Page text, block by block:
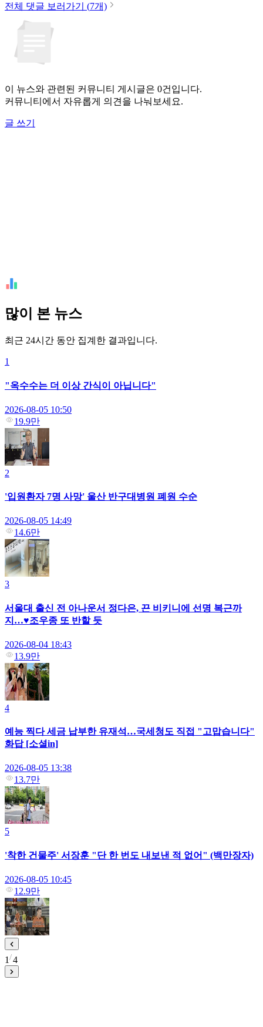
전체 댓글 보러가기 (7개)
이 뉴스와 관련된 커뮤니티 게시글은 0건입니다.
커뮤니티에서 자유롭게 의견을 나눠보세요.
글 쓰기
많이 본 뉴스
최근 24시간 동안 집계한 결과입니다.
1
"옥수수는 더 이상 간식이 아닙니다"
2026-08-05 10:50
19.9만
2
'입원환자 7명 사망' 울산 반구대병원 폐원 수순
2026-08-05 14:49
14.6만
3
서울대 출신 전 아나운서 정다은, 끈 비키니에 선명 복근까
지…♥조우종 또 반할 듯
2026-08-04 18:43
13.9만
4
예능 찍다 세금 납부한 유재석…국세청도 직접 "고맙습니다"
화답 [소셜in]
2026-08-05 13:38
13.7만
5
'착한 건물주' 서장훈 "단 한 번도 내보낸 적 없어" (백만장자)
2026-08-05 10:45
12.9만
1 4